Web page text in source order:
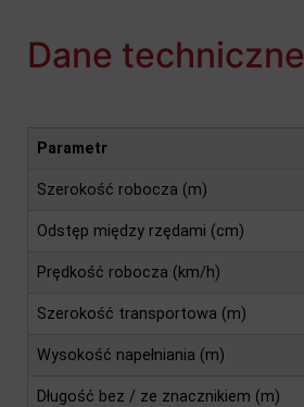
Dane techniczne
Parametr
Szerokość robocza (m)
Odstęp między rzędami (cm)
Prędkość robocza (km/h)
Szerokość transportowa (m)
Wysokość napełniania (m)
Długość bez / ze znacznikiem (m)